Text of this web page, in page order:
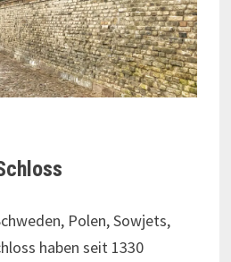
Polen, Sowjets,
haben seit 1330